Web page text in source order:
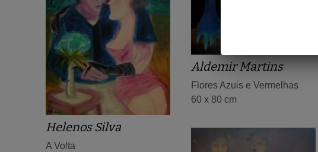
Helenos Silva
A Volta
Aldemir Martins
Flores Azuis e Vermelhas
60 x 80 cm